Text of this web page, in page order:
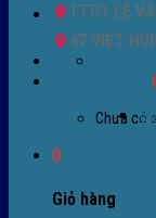
177/1 LÊ
47 VIỆT
0932
Chưa có
0
Giỏ hàng